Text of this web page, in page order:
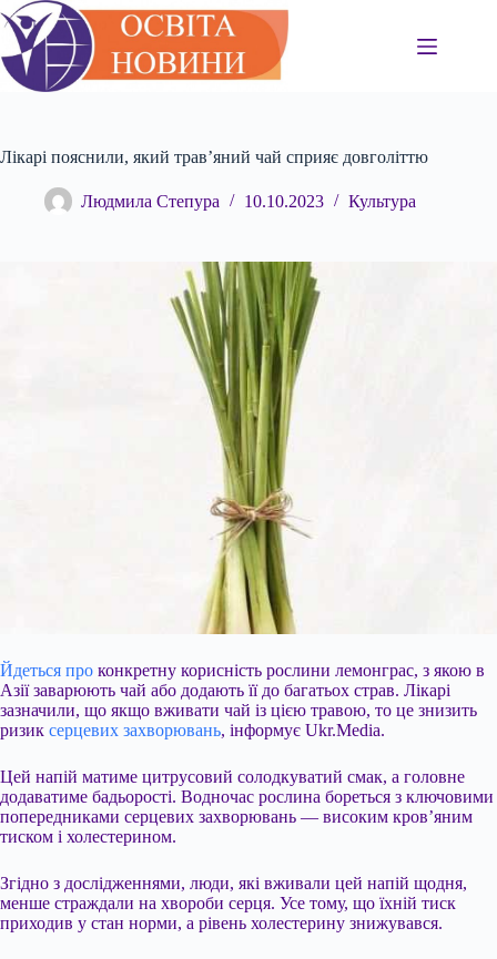
Перейти
до
вмісту
Лікарі пояснили, який трав’яний чай сприяє довголіттю
Людмила Степура 10.10.2023 Культура
Йдеться про конкретну корисність рослини лемонграс, з якою в
Азії заварюють чай або додають її до багатьох страв. Лікарі
зазначили, що якщо вживати чай із цією травою, то це знизить
ризик серцевих захворювань, інформує Ukr.Media.
Цей напій матиме цитрусовий солодкуватий смак, а головне
додаватиме бадьорості. Водночас рослина бореться з ключовими
попередниками серцевих захворювань — високим кров’яним
тиском і холестерином.
Згідно з дослідженнями, люди, які вживали цей напій щодня,
менше страждали на хвороби серця. Усе тому, що їхній тиск
приходив у стан норми, а рівень холестерину знижувався.